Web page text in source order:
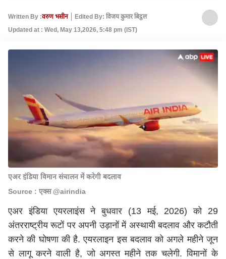
Written By :वरुण भसीन
Edited By: विजय कुमार बिट्ठल
Updated at : Wed, May 13,2026, 5:48 pm (IST)
एअर इंडिया विमान संचालन में करेगी बदलाव
Source : एक्स @airindia
एअर इंडिया एयरलाइंस ने बुधवार (13 मई, 2026) को 29
अंतरराष्ट्रीय रूटों पर अपनी उड़ानों में अस्थायी बदलाव और कटौती
करने की घोषणा की है. एयरलाइन इस बदलाव को अगले महीने जून
से लागू करने वाली है, जो अगस्त महीने तक चलेगी. विमानों के